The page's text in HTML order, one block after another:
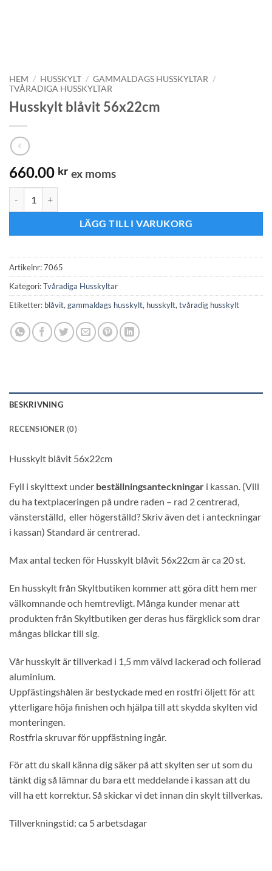
HEM / HUSSKYLT / GAMMALDAGS HUSSKYLTAR /
TVÅRADIGA HUSSKYLTAR
Husskylt blåvit 56x22cm
660.00 kr ex moms
LÄGG TILL I VARUKORG
Artikelnr:7065
Kategori:Tvåradiga Husskyltar
Etiketter: blåvit,gammaldags husskylt, husskylt,tvåradig husskylt
BESKRIVNING
RECENSIONER (0)
Husskylt blåvit 56x22cm
Fyll i skylttext under beställningsanteckningar i kassan. (Vill
du ha textplaceringen på undre raden – rad 2 centrerad,
vänsterställd, eller högerställd? Skriv även det i anteckningar
i kassan) Standard är centrerad.
Max antal tecken för Husskylt blåvit 56x22cm är ca 20 st.
En husskylt från Skyltbutiken kommer att göra ditt hem mer
välkomnande och hemtrevligt. Många kunder menar att
produkten från Skyltbutiken ger deras hus färgklick som drar
mångas blickar till sig.
Vår husskylt är tillverkad i 1,5 mm välvd lackerad och folierad
aluminium.
Uppfästingshålen är bestyckade med en rostfri öljett för att
ytterligare höja finishen och hjälpa till att skydda skylten vid
monteringen.
Rostfria skruvar för uppfästning ingår.
För att du skall känna dig säker på att skylten ser ut som du
tänkt dig så lämnar du bara ett meddelande i kassan att du
vill ha ett korrektur. Så skickar vi det innan din skylt tillverkas.
Tillverkningstid: ca 5 arbetsdagar